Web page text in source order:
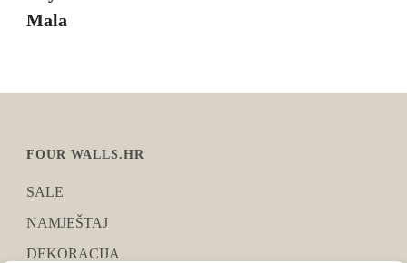
FOUR WALLS.HR
SALE
NAMJEŠTAJ
DEKORACIJA